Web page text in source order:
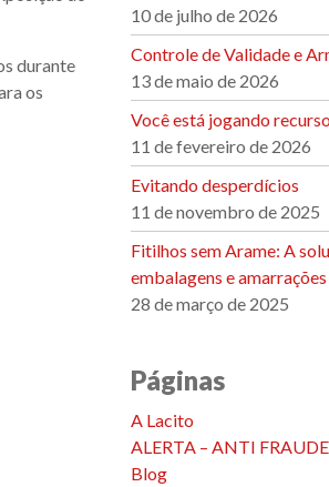
durante
os
10 de julho de 2026
Controle de Validade e
13 de maio de 2026
Você está jogando
11 de fevereiro de 2026
Evitando desperdícios
11 de novembro de 2025
Fitilhos sem Arame: A
embalagens e amarrações
28 de março de 2025
Páginas
A Lacito
ALERTA – ANTI
Blog